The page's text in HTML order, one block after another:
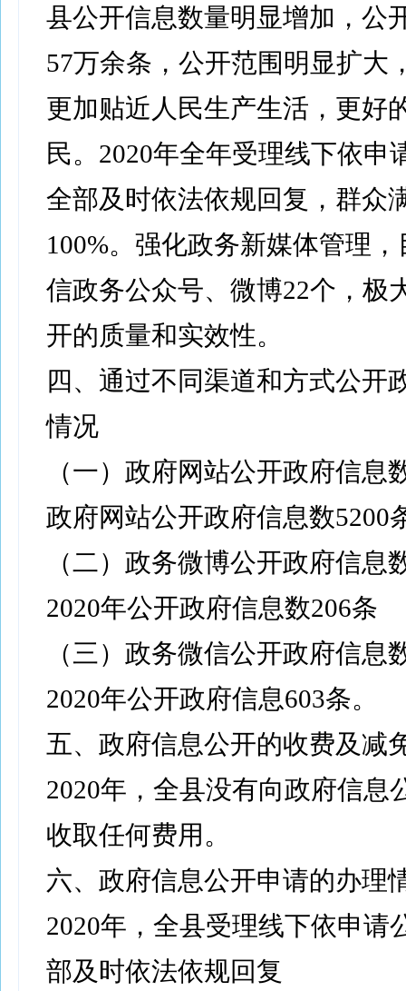
县公开信息数量明显增加，公
57万余条，公开范围明显扩大
更加贴近人民生产生活，更好
民。2020年全年受理线下依申
全部及时依法依规回复，群众
100%。强化政务新媒体管理
信政务公众号、微博22个，极
开的质量和实效性。
四、通过不同渠道和方式公开
情况
（一）政府网站公开政府信息
政府网站公开政府信息数5200
（二）政务微博公开政府信息
2020年公开政府信息数206条
（三）政务微信公开政府信息
2020年公开政府信息603条。
五、政府信息公开的收费及减
2020年，全县没有向政府信息
收取任何费用。
六、政府信息公开申请的办理
2020年，全县受理线下依申请
部及时依法依规回复